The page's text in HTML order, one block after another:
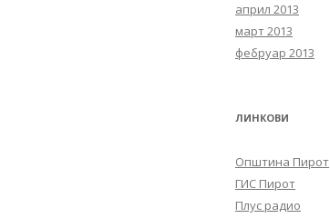
април 2013
март 2013
фебруар 2013
ЛИНКОВИ
Општина Пирот
ГИС Пирот
Плус радио